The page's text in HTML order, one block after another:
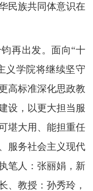
民族共同体意识在
再出发。面向“十
义学院将继续坚守
高标准深化思政教
设，以更大担当服
堪大用、能担重任
服务社会主义现代
笔人：张丽娟，新
、教授：孙秀玲，